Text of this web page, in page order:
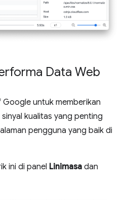
Data Web
Google untuk memberikan
kualitas yang penting
pengguna yang baik di
ini di panel Linimasa dan